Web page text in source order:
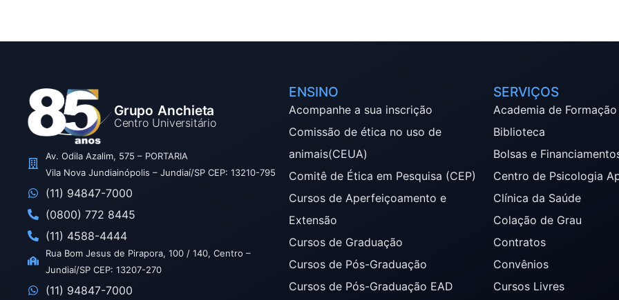
Grupo Anchieta
Centro Universitário
Av. Odila Azalim, 575 – PORTARIA
Vila Nova Jundiainópolis – Jundiaí/SP CEP: 13210-795
(11) 94847-7000
(0800) 772 8445
(11) 4588-4444
Rua Bom Jesus de Pirapora, 100 / 140, Centro –
Jundiaí/SP CEP: 13207-270
(11) 94847-7000
ENSINO
Acompanhe a sua inscrição
Comissão de ética no uso de
animais(CEUA)
Comitê de Ética em Pesquisa (CEP)
Cursos de Aperfeiçoamento e
Extensão
Cursos de Graduação
Cursos de Pós-Graduação
Cursos de Pós-Graduação EAD
SERVIÇOS
Academia de
Biblioteca
Bolsas e
Centro de Psicologia
Clínica da Saúde
Colação de Grau
Contratos
Convênios
Cursos Livres